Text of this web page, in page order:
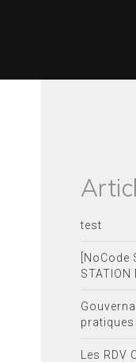
test
[NoCode
pratiques
Les